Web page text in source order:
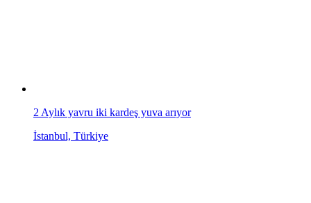
2 Aylık yavru iki kardeş yuva arıyor
İstanbul, Türkiye